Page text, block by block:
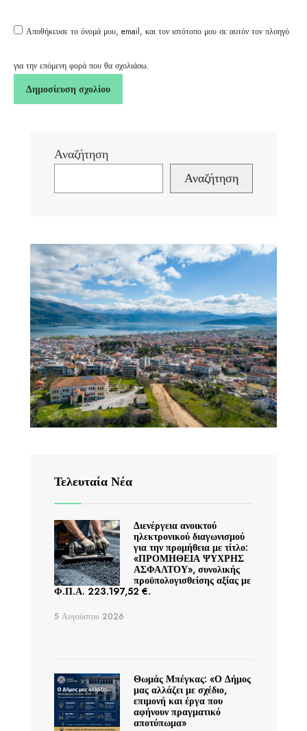
Αποθήκευσε το όνομά μου, email, και τον ιστότοπο μου σε αυτόν τον πλοηγό
για την επόμενη φορά που θα σχολιάσω.
Αναζήτηση
Αναζήτηση
Τελευταία Νέα
Διενέργεια ανοικτού
ηλεκτρονικού διαγωνισμού
για την προμήθεια με τίτλο:
«ΠΡΟΜΗΘΕΙΑ ΨΥΧΡΗΣ
ΑΣΦΑΛΤΟΥ», συνολικής
προϋπολογισθείσης αξίας με
Φ.Π.Α. 223.197,52 €.
5 Αυγούστου 2026
Θωμάς Μπέγκας: «Ο Δήμος
μας αλλάζει με σχέδιο,
επιμονή και έργα που
αφήνουν πραγματικό
αποτύπωμα»